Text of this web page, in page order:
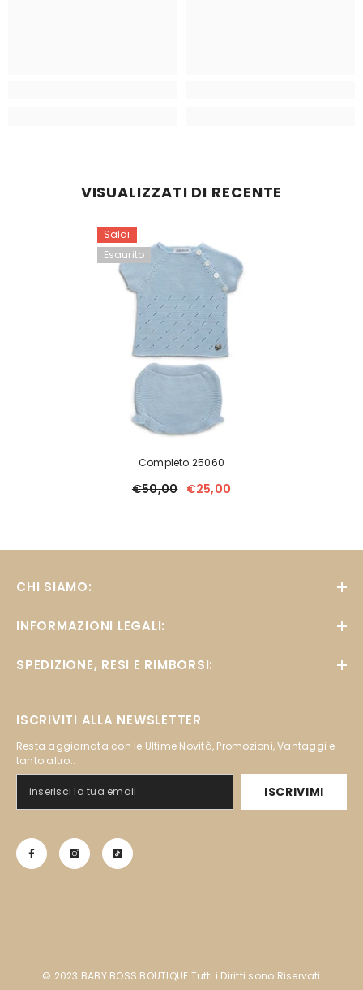
VISUALIZZATI DI RECENTE
Saldi
Esaurito
Completo 25060
€50,00 €25,00
CHI SIAMO:
INFORMAZIONI LEGALI:
SPEDIZIONE, RESI E RIMBORSI:
ISCRIVITI ALLA NEWSLETTER
Resta aggiornata con le Ultime Novità, Promozioni, Vantaggi e
tanto altro..
ISCRIVIMI
©️ 2023 BABY BOSS BOUTIQUE Tutti i Diritti sono Riservati